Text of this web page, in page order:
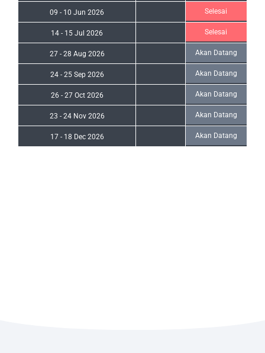
09 - 10 Jun 2026 Selesai
14 - 15 Jul 2026 Selesai
27 - 28 Aug 2026 Akan Datang
24 - 25 Sep 2026 Akan Datang
26 - 27 Oct 2026 Akan Datang
23 - 24 Nov 2026 Akan Datang
17 - 18 Dec 2026 Akan Datang